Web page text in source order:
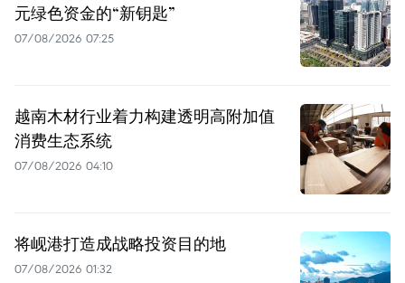
元绿色资金的“新钥匙”
07/08/2026 07:25
越南木材行业着力构建透明高附加值
消费生态系统
07/08/2026 04:10
将岘港打造成战略投资目的地
07/08/2026 01:32